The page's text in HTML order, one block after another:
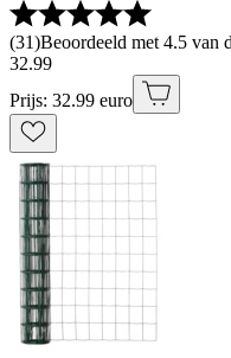
(31)Beoordeeld met 4.5 van
32.99
Prijs: 32.99 euro